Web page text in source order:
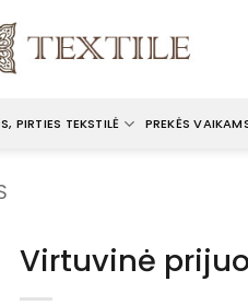
PIRTIES TEKSTILĖ PREKĖS
Virtuvinė